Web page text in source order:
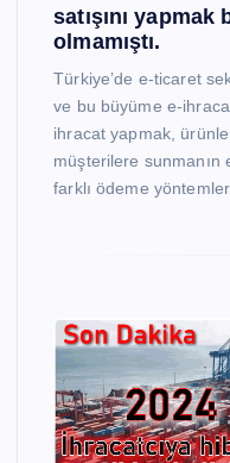
satışını
olmamıştı.
Türkiye’de e-ticaret
ve bu büyüme e-
ihracat yapmak,
müşterilere sunmanın
farklı ödeme